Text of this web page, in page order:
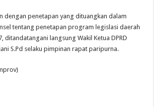
dengan penetapan yang dituangkan dalam
tentang penetapan program legislasi daerah
ditandatangani langsung Wakil Ketua DPRD
S.Pd selaku pimpinan rapat paripurna.